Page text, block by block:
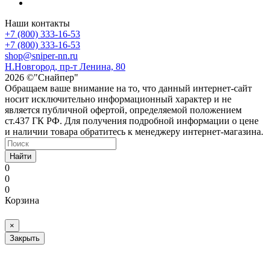
Наши контакты
+7 (800) 333-16-53
+7 (800) 333-16-53
shop@sniper-nn.ru
Н.Новгород, пр-т Ленина, 80
2026 ©"Снайпер"
Обращаем ваше внимание на то, что данный интернет-сайт
носит исключительно информационный характер и не
является публичной офертой, определяемой положением
ст.437 ГК РФ. Для получения подробной информации о цене
и наличии товара обратитесь к менеджеру интернет-магазина.
Найти
0
0
0
Корзина
×
Закрыть